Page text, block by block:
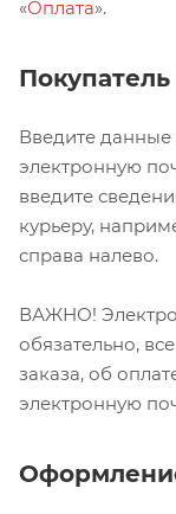
«Оплата».
Покупатель
Введите
электронную
введите
курьеру,
справа налево.
ВАЖНО!
обязательно,
заказа, об
электронную